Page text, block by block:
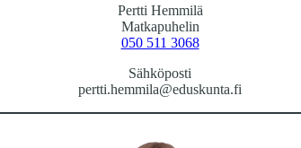
Pertti Hemmilä
Matkapuhelin
050 511 3068
Sähköposti
pertti.hemmila@eduskunta.fi